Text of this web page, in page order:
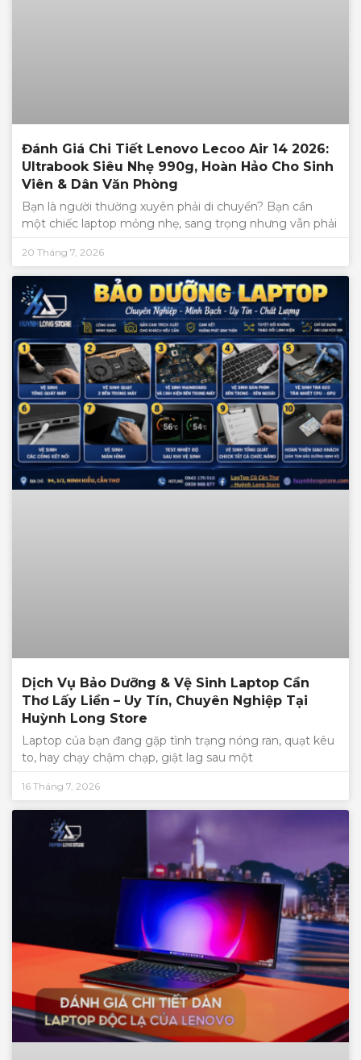
Đánh Giá Chi Tiết Lenovo Lecoo Air 14 2026:
Ultrabook Siêu Nhẹ 990g, Hoàn Hảo Cho Sinh
Viên & Dân Văn Phòng
Bạn là người thường xuyên phải di chuyển? Bạn cần
một chiếc laptop mỏng nhẹ, sang trọng nhưng vẫn phải
20 Tháng 7, 2026
Dịch Vụ Bảo Dưỡng & Vệ Sinh Laptop Cần
Thơ Lấy Liền – Uy Tín, Chuyên Nghiệp Tại
Huỳnh Long Store
Laptop của bạn đang gặp tình trạng nóng ran, quạt kêu
to, hay chạy chậm chạp, giật lag sau một
16 Tháng 7, 2026